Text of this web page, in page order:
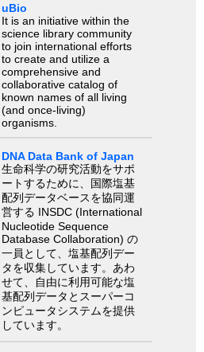
uBio
It is an initiative within the
science library community
to join international efforts
to create and utilize a
comprehensive and
collaborative catalog of
known names of all living
(and once-living)
organisms.
DNA Data Bank of Japan
生命科学の研究活動をサポ
ートするために、国際塩基
配列データベースを協同運
営する INSDC (International
Nucleotide Sequence
Database Collaboration) の
一員として、塩基配列デー
タを収集しています。あわ
せて、自由に利用可能な塩
基配列データとスーパーコ
ンピュータシステムを提供
しています。